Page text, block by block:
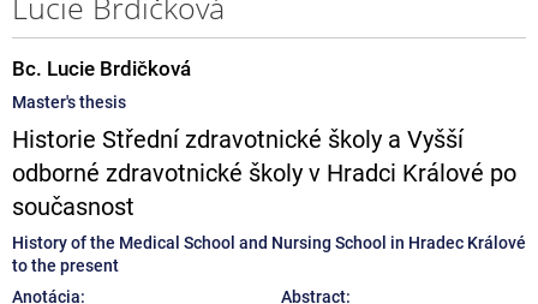
Bc. Lucie Brdičková
Master's thesis
Historie Střední zdravotnické školy a Vyšší
odborné zdravotnické školy v Hradci Králové po
současnost
History of the Medical School and Nursing School in Hradec Králové
to the present
Anotácia:
Abstract: